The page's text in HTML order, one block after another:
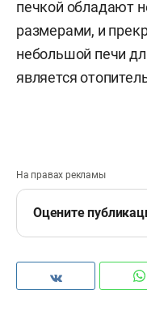
печкой обладают
размерами, и
небольшой печи
является
На правах рекламы
Оцените